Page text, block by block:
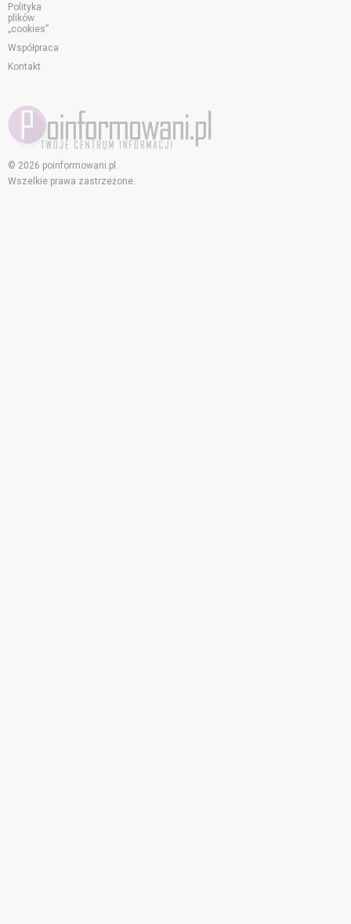
Polityka
plików
„cookies”
Współpraca
Kontakt
© 2026 poinformowani.pl.
Wszelkie prawa zastrzeżone.